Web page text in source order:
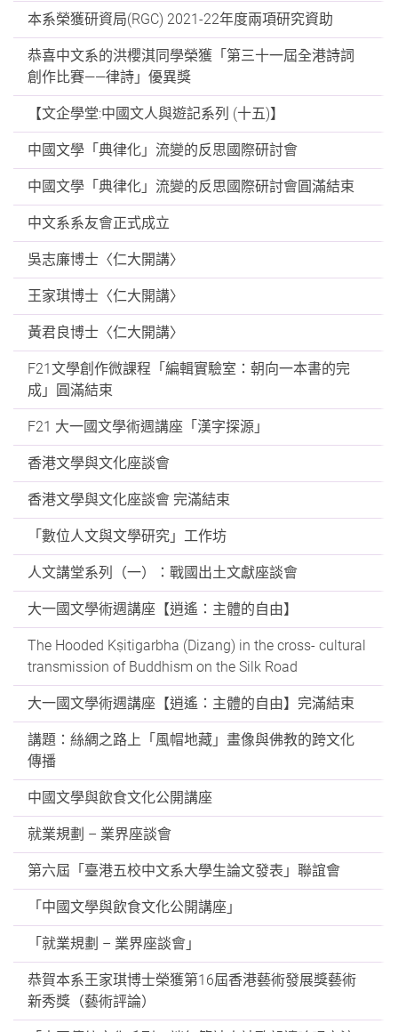
本系榮獲研資局(RGC) 2021-22年度兩項研究資助
恭喜中文系的洪櫻淇同學榮獲「第三十一屆全港詩詞
創作比賽——律詩」優異獎
【文企學堂:中國文人與遊記系列 (十五)】
中國文學「典律化」流變的反思國際研討會
中國文學「典律化」流變的反思國際研討會圓滿結束
中文系系友會正式成立
吳志廉博士〈仁大開講〉
王家琪博士〈仁大開講〉
黃君良博士〈仁大開講〉
F21文學創作微課程「編輯實驗室：朝向一本書的完
成」圓滿結束
F21 大一國文學術週講座「漢字探源」
香港文學與文化座談會
香港文學與文化座談會 完滿結束
「數位人文與文學研究」工作坊
人文講堂系列（一）：戰國出土文獻座談會
大一國文學術週講座【逍遙：主體的自由】
The Hooded Kṣitigarbha (Dizang) in the cross- cultural
transmission of Buddhism on the Silk Road
大一國文學術週講座【逍遙：主體的自由】完滿結束
講題：絲綢之路上「風帽地藏」畫像與佛教的跨文化
傳播
中國文學與飲食文化公開講座
就業規劃 – 業界座談會
第六屆「臺港五校中文系大學生論文發表」聯誼會
「中國文學與飲食文化公開講座」
「就業規劃 – 業界座談會」
恭賀本系王家琪博士榮獲第16屆香港藝術發展獎藝術
新秀獎（藝術評論）